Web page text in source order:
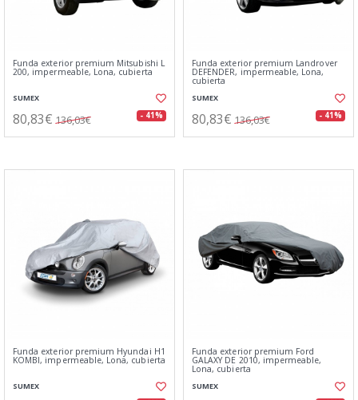
Funda exterior premium Mitsubishi L
200, impermeable, Lona, cubierta
SUMEX
80,83€ 136,03€ - 41%
Funda exterior premium Landrover
DEFENDER, impermeable, Lona,
cubierta
SUMEX
80,83€ 136,03€ - 41%
Funda exterior premium Hyundai H1
KOMBI, impermeable, Lona, cubierta
SUMEX
Funda exterior premium Ford
GALAXY DE 2010, impermeable,
Lona, cubierta
SUMEX